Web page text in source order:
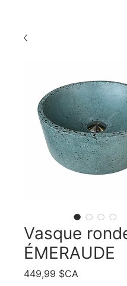
Vasque
ÉMERAUDE
449,99 $CA